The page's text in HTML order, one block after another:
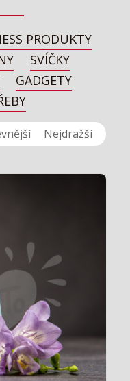
PRODUKTY
SVÍČKY
GADGETY
Nejdražší